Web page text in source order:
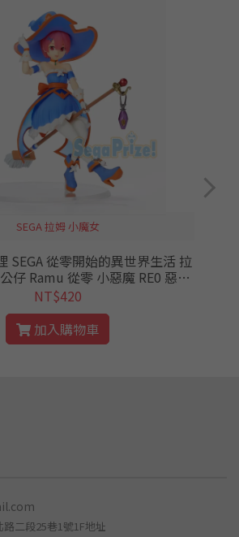
SEGA 拉姆 小魔女
SEGA 從零開始的異世界生活 拉
仔 Ramu 從零 小惡魔 RE0 惡作
劇
NT$420
加入購物車
二段25巷1號1F地址